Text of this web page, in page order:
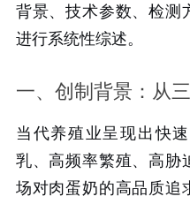
背景、技术参数、检测
进行系统性综述。
一、创制背景：从
当代养殖业呈现出快
乳、高频率繁殖、高胁
场对肉蛋奶的高品质追